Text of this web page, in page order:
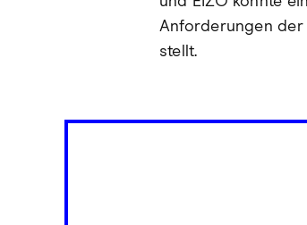
Anforderungen
stellt.